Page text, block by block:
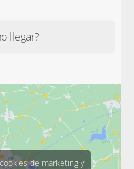
de marketing y
llegar?